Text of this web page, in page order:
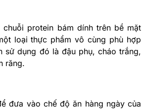
protein bám dính trên bề mặt
loại thực phẩm vô cùng phù hợp
sử dụng đó là đậu phụ, cháo trắng,
răng.
đưa vào chế độ ăn hàng ngày của